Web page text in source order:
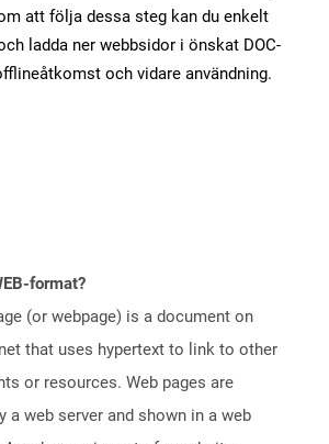
att följa dessa steg kan du enkelt
ladda ner webbsidor i önskat DOC-
och vidare användning.
format?
(or webpage) is a document on
that uses hypertext to link to other
or resources. Web pages are
a web server and shown in a web